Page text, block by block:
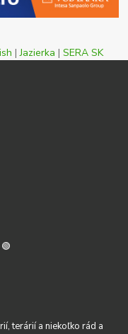
|Jazierka | SERA SK
🟢
terárií a niekoľko rád a